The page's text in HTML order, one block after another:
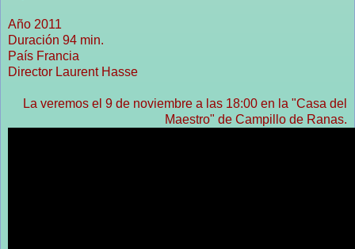
Año 2011
Duración 94 min.
País Francia
Director Laurent Hasse
La veremos el 9 de noviembre a las 18:00 en la "Casa del
Maestro" de Campillo de Ranas.